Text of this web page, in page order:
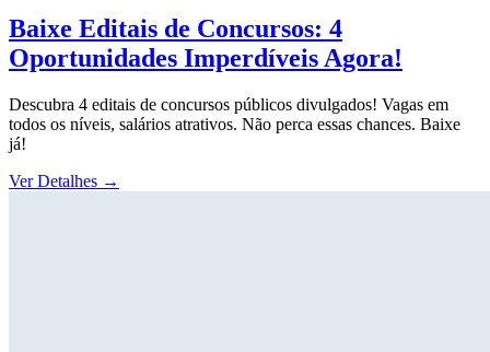
Baixe Editais de Concursos: 4
Oportunidades Imperdíveis Agora!
Descubra 4 editais de concursos públicos divulgados! Vagas em
todos os níveis, salários atrativos. Não perca essas chances. Baixe
já!
Ver Detalhes →